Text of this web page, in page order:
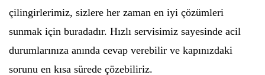
çilingirlerimiz, sizlere her zaman en iyi çözümleri
sunmak için buradadır. Hızlı servisimiz sayesinde acil
durumlarınıza anında cevap verebilir ve kapınızdaki
sorunu en kısa sürede çözebiliriz.